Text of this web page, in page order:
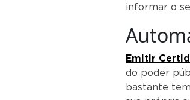
informar o
Emitir
do poder
bastante